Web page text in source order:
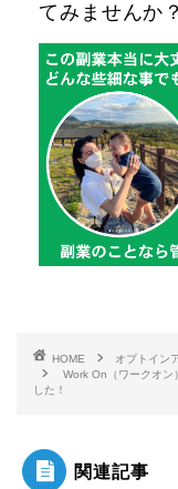
てみませんか？
HOME オプトイン
Work On（ワークオン
した！
関連記事